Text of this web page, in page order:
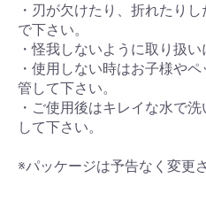
・刃が欠けたり、折れたり
で下さい。
・怪我しないように取り扱い
・使用しない時はお子様や
管して下さい。
・ご使用後はキレイな水で
して下さい。
※パッケージは予告なく変更